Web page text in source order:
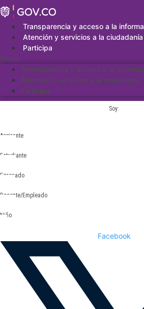
Saltar
al
contenidoTransparencia y acceso a la
Atención y servicios a la ciudadanía
Participa
Menu
Transparencia y acceso a la
Atención y servicios a la ciudadanía
Participa
Soy:
Aspirante
Estudiante
Egresado
Docente/Empleado
Niño
Facebook